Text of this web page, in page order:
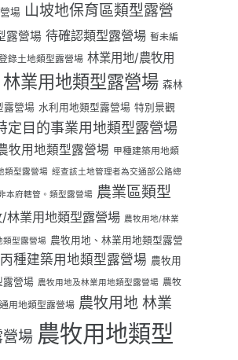
場 山坡地保育區類型露營
露營場 待確認類型露營場 暫未編
錄土地類型露營場 林業用地/農牧用
林業用地類型露營場 森林
露營場 水利用地類型露營場 特別景觀
定目的事業用地類型露營場
牧用地類型露營場 甲種建築用地類
類型露營場 經查該土地管理者為交通部公路總
本府轄管。類型露營場 農業區類型
/林業用地類型露營場 農牧用地/林業
類型露營場 農牧用地、林業用地類型露營
種建築用地類型露營場 農牧用
露營場 農牧用地及林業用地類型露營場 農牧
用地類型露營場 農牧用地 林業
場 農牧用地類型